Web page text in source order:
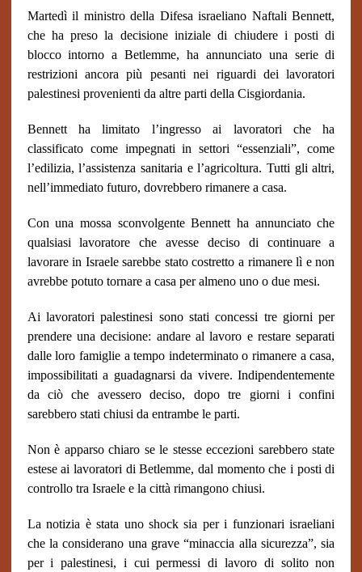
Martedì il ministro della Difesa israeliano Naftali Bennett,
che ha preso la decisione iniziale di chiudere i posti di
blocco intorno a Betlemme, ha annunciato una serie di
restrizioni ancora più pesanti nei riguardi dei lavoratori
palestinesi provenienti da altre parti della Cisgiordania.
Bennett ha limitato l’ingresso ai lavoratori che ha
classificato come impegnati in settori “essenziali”, come
l’edilizia, l’assistenza sanitaria e l’agricoltura.Tutti gli altri,
nell’immediato futuro, dovrebbero rimanere a casa.
Con una mossa sconvolgente Bennett ha annunciato che
qualsiasi lavoratore che avesse deciso di continuare a
lavorare in Israele sarebbe stato costretto a rimanere lì e non
avrebbe potuto tornare a casa per almeno uno o due mesi.
Ai lavoratori palestinesi sono stati concessi tre giorni per
prendere una decisione: andare al lavoro e restare separati
dalle loro famiglie a tempo indeterminato o rimanere a casa,
impossibilitati a guadagnarsi da vivere. Indipendentemente
da ciò che avessero deciso, dopo tre giorni i confini
sarebbero stati chiusi da entrambe le parti.
Non è apparso chiaro se le stesse eccezioni sarebbero state
estese ai lavoratori di Betlemme, dal momento che i posti di
controllo tra Israele e la città rimangono chiusi.
La notizia è stata uno shock sia per i funzionari israeliani
che la considerano una grave “minaccia alla sicurezza”, sia
per i palestinesi, i cui permessi di lavoro di solito non